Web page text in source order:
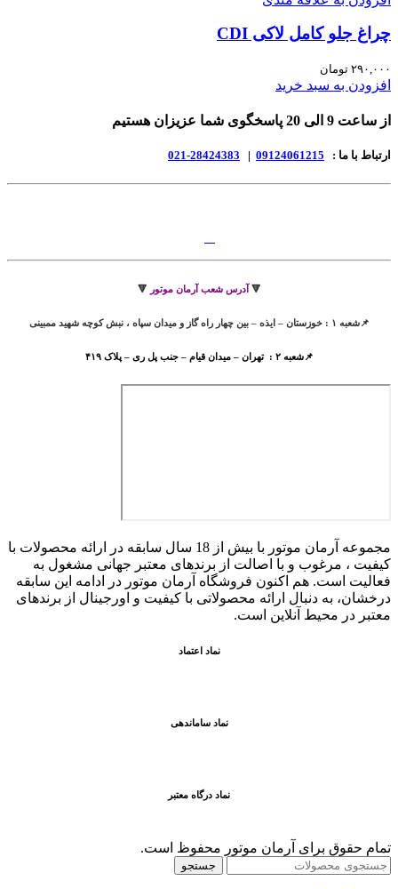
چراغ جلو کامل لاکی CDI
۲۹۰,۰۰۰ تومان
افزودن به سبد خرید
از ساعت 9 الی 20 پاسخگوی شما عزیزان هستیم
ارتباط با ما : 09124061215
|
28424383-021
🔻 آدرس شعب آرمان موتور 🔻
📌شعبه ۱ : خوزستان – ایذه – بین چهار راه گاز و میدان سپاه ، نبش کوچه شهید ممبینی
📌شعبه ۲ : تهران – میدان قیام – جنب پل ری – پلاک ۴۱۹
مجموعه آرمان موتور با بیش از 18 سال سابقه در ارائه محصولات با
کيفيت ، مرغوب و با اصالت از برندهای معتبر جهانی مشغول به
فعاليت است. هم اکنون فروشگاه آرمان موتور در ادامه اين سابقه
درخشان، به دنبال ارائه محصولاتی با کيفيت و اورجينال از برندهای
معتبر در محيط آنلاين است.
نماد اعتماد
نماد ساماندهی
نماد درگاه معتبر
تمام حقوق برای آرمان موتور محفوظ است.
جستجو